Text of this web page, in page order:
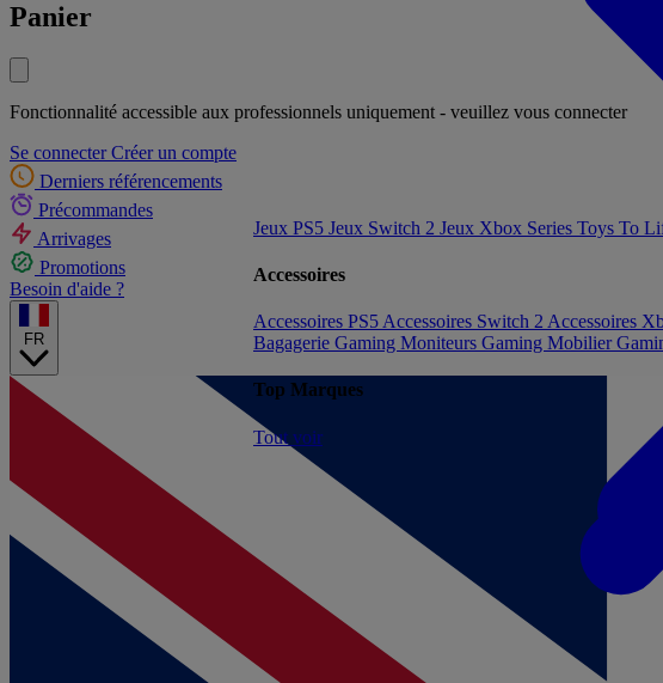
Panier
Fonctionnalité accessible aux professionnels uniquement - veuillez vous connecter
Se connecter Créer un compte
Derniers référencements
Précommandes
Arrivages
Promotions
Besoin d'aide ?
FR
Jeux PS5 Jeux Switch 2 Jeux Xbox Series Toys To
Accessoires
Accessoires PS5 Accessoires Switch 2 Accessoires
Bagagerie Gaming Moniteurs Gaming Mobilier
Top Marques
Tout voir